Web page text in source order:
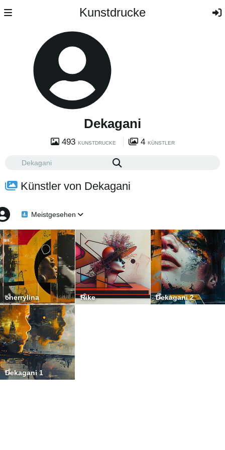
Kunstdrucke
Dekagani
493 KUNSTDRUCKE 4 KÜNSTLER
Künstler von Dekagani
Meistgesehen
cherrylina Rike Dekagani 2
Dekagani 1